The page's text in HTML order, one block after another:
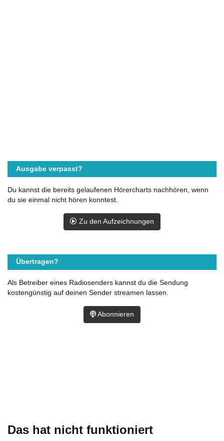
Das hat nicht funktioniert
Ausgabe verpasst?
Du kannst die bereits gelaufenen Hörercharts nachhören, wenn
du sie einmal nicht hören konntest.
Zu den Aufzeichnungen
Übertragen?
Als Betreiber eines Radiosenders kannst du die Sendung
kostengünstig auf deinen Sender streamen lassen.
Abonnieren